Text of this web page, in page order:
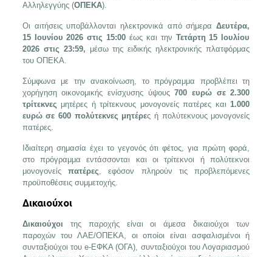
Αλληλεγγύης (ΟΠΕΚΑ).
Οι αιτήσεις υποβάλλονται ηλεκτρονικά από σήμεραΔευτέρα,
15 Ιουνίου 2026 στις 15:00 έως και την Τετάρτη 15 Ιουλίου
2026 στις 23:59, μέσω της ειδικής ηλεκτρονικής πλατφόρμας
του ΟΠΕΚΑ.
Σύμφωνα με την ανακοίνωση, το πρόγραμμα προβλέπει τη
χορήγηση οικονομικής ενίσχυσης ύψους700 ευρώ σε 2.300
τρίτεκνες μητέρες ή τρίτεκνους μονογονείς πατέρες και1.000
ευρώ σε 600 πολύτεκνες μητέρες ή πολύτεκνους μονογονείς
πατέρες.
Ιδιαίτερη σημασία έχει το γεγονός ότι φέτος, για πρώτη φορά,
στο πρόγραμμα εντάσσονται και οι τρίτεκνοι ή πολύτεκνοι
μονογονείςπατέρες, εφόσον πληρούν τις προβλεπόμενες
προϋποθέσεις συμμετοχής.
Δικαιούχοι
Δικαιούχοι της παροχής είναι οι άμεσα δικαιούχοι των
παροχών του ΛΑΕ/ΟΠΕΚΑ, οι οποίοι είναι ασφαλισμένοι ή
συνταξιούχοι του e-ΕΦΚΑ (ΟΓΑ), συνταξιούχοι του Λογαριασμού